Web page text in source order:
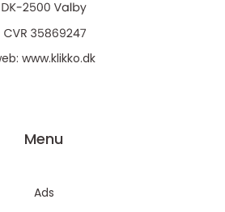
www.klikko.dk
Menu
Ads